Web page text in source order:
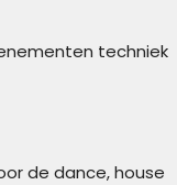
techniek
de dance, house